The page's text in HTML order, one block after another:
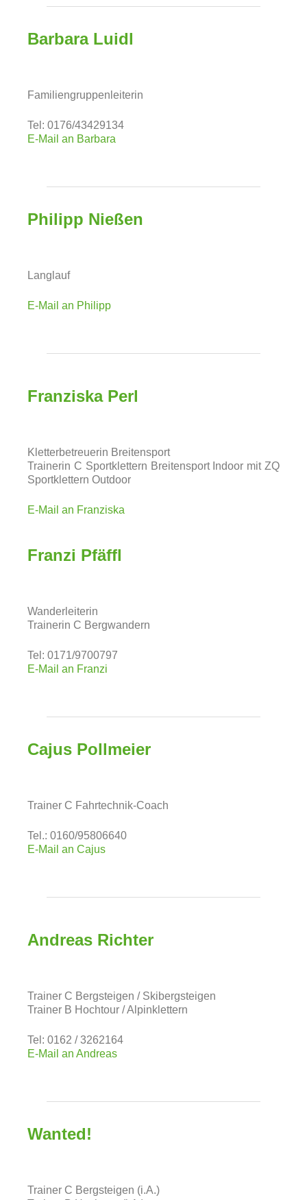
Barbara Luidl
Familiengruppenleiterin
Tel: 0176/43429134
E-Mail an Barbara
Philipp Nießen
Langlauf
E-Mail an Philipp
Franziska Perl
Kletterbetreuerin Breitensport
Trainerin C Sportklettern Breitensport Indoor mit ZQ
Sportklettern Outdoor
E-Mail an Franziska
Franzi Pfäffl
Wanderleiterin
Trainerin C Bergwandern
Tel: 0171/9700797
E-Mail an Franzi
Cajus Pollmeier
Trainer C Fahrtechnik-Coach
Tel.: 0160/95806640
E-Mail an Cajus
Andreas Richter
Trainer C Bergsteigen / Skibergsteigen
Trainer B Hochtour / Alpinklettern
Tel: 0162 / 3262164
E-Mail an Andreas
Wanted!
Trainer C Bergsteigen (i.A.)